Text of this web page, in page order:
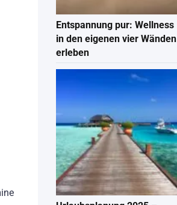
Entspannung pur: Wellness
in den eigenen vier Wänden
erleben